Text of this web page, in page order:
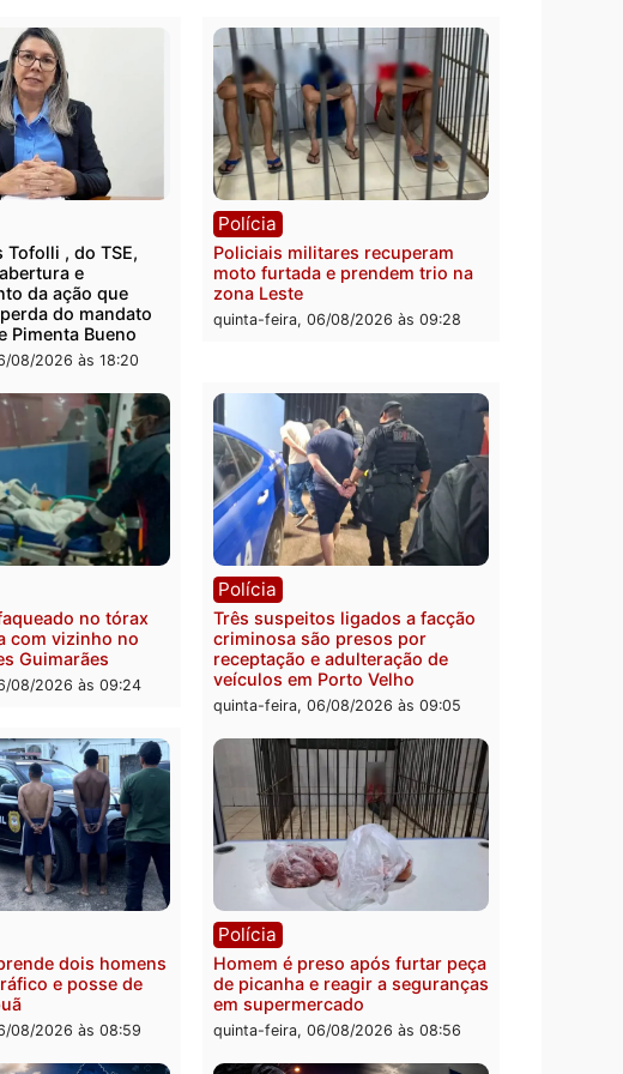
Dreamstime a tornam uma escolha ideal para grandes
acesso a visuais impressionantes sem gastar muito.
Publicidade
ler...
Dias Tofolli , do TSE,
reabertura e
da ação que
à perda do mandato
06/08/2026 às 18:20
Polícia
Policiais militares recuperam
moto furtada e prendem trio na
zona Leste
quinta-feira, 06/08/2026 às 09:28
é esfaqueado no tórax
briga com vizinho no
Polícia
Três suspeitos ligados a facção
criminosa são presos por